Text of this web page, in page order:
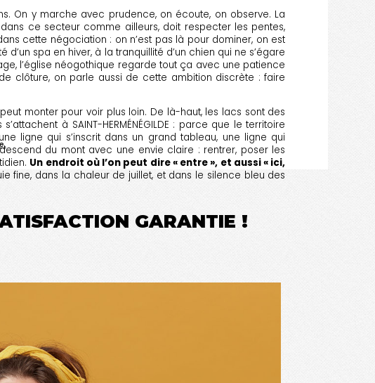
On y marche avec prudence, on écoute, on observe. La
ce secteur comme ailleurs, doit respecter les pentes,
cette négociation : on n’est pas là pour dominer, on est
spa en hiver, à la tranquillité d’un chien qui ne s’égare
l’église néogothique regarde tout ça avec une patience
clôture, on parle aussi de cette ambition discrète : faire
monter pour voir plus loin. De là-haut, les lacs sont des
à SAINT-HERMÉNÉGILDE : parce que le territoire
ligne qui s’inscrit dans un grand tableau, une ligne qui
du mont avec une envie claire : rentrer, poser les
Un endroit où l’on peut dire « entre », et aussi « ici,
fine, dans la chaleur de juillet, et dans le silence bleu des
GARANTIE !